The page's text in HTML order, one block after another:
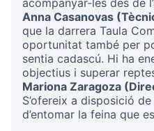
acompanyar-les des de
Anna Casanovas
que la darrera Taula
oportunitat també per
sentia cadascú. Hi ha
objectius i superar
Mariona Zaragoza
S’ofereix a disposició
d’entomar la feina que